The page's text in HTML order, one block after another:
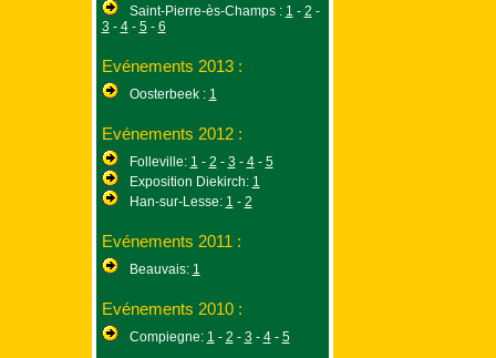
Saint-Pierre-ès-Champs : 1 - 2 -
3- 4- 5- 6
Evénements 2013 :
Oosterbeek : 1
Evénements 2012 :
Folleville: 1 - 2 - 3- 4- 5
Exposition Diekirch: 1
Han-sur-Lesse: 1 - 2
Evénements 2011 :
Beauvais: 1
Evénements 2010 :
Compiegne: 1 - 2 - 3- 4- 5